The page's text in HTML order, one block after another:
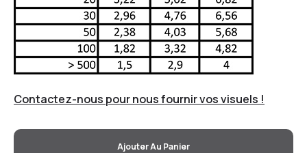
Contactez-nous pour nous fournir vos visuels !
Ajouter Au Panier